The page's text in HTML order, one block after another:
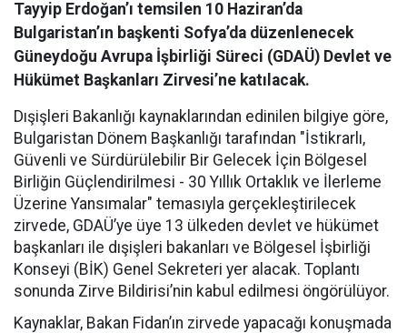
Tayyip Erdoğan’ı temsilen 10 Haziran’da
Bulgaristan’ın başkenti Sofya’da düzenlenecek
Güneydoğu Avrupa İşbirliği Süreci (GDAÜ) Devlet ve
Hükümet Başkanları Zirvesi’ne katılacak.
Dışişleri Bakanlığı kaynaklarından edinilen bilgiye göre,
Bulgaristan Dönem Başkanlığı tarafından "İstikrarlı,
Güvenli ve Sürdürülebilir Bir Gelecek İçin Bölgesel
Birliğin Güçlendirilmesi - 30 Yıllık Ortaklık ve İlerleme
Üzerine Yansımalar" temasıyla gerçekleştirilecek
zirvede, GDAÜ’ye üye 13 ülkeden devlet ve hükümet
başkanları ile dışişleri bakanları ve Bölgesel İşbirliği
Konseyi (BİK) Genel Sekreteri yer alacak. Toplantı
sonunda Zirve Bildirisi’nin kabul edilmesi öngörülüyor.
Kaynaklar, Bakan Fidan’ın zirvede yapacağı konuşmada